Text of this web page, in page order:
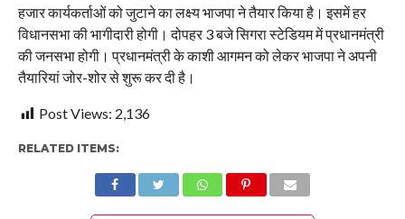
हजार कार्यकर्ताओं को जुटाने का लक्ष्य भाजपा ने तैयार किया है। इसमें हर
विधानसभा की भागीदारी होगी। दोपहर 3 बजे सिगरा स्टेडियम में प्रधानमंत्री
की जनसभा होगी। प्रधानमंत्री के काशी आगमन को लेकर भाजपा ने अपनी
तैयारियां जोर-शोर से शुरू कर दी है।
Post Views: 2,136
RELATED ITEMS: